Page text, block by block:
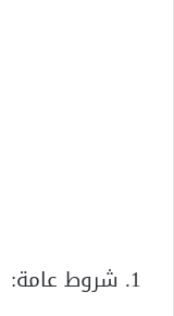
شروط عامة: